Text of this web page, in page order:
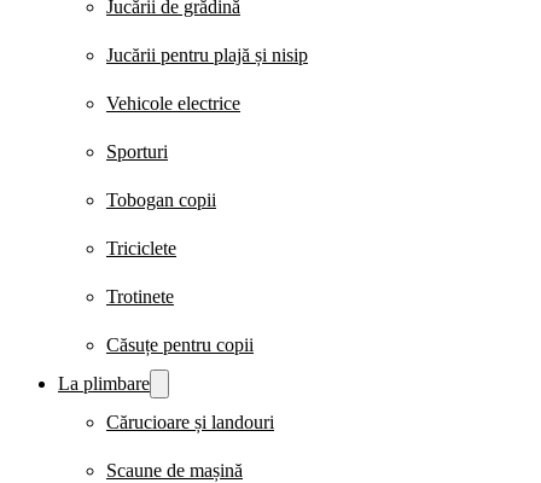
Jucării de grădină
Jucării pentru plajă și nisip
Vehicole electrice
Sporturi
Tobogan copii
Triciclete
Trotinete
Căsuțe pentru copii
La plimbare
Cărucioare și landouri
Scaune de mașină